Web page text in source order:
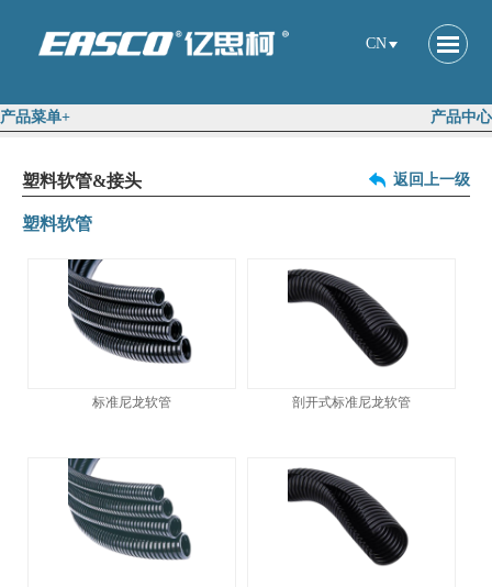
CN
产品菜单+ 产品中心
返回上一级
塑料软管&接头
塑料软管
标准尼龙软管 剖开式标准尼龙软管